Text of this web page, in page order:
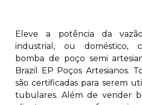
Eleve a potência da
industrial, ou doméstico,
bomba de poço semi
Brazil EP Poços Artesianos.
são certificadas para serem
tubulares. Além de vender